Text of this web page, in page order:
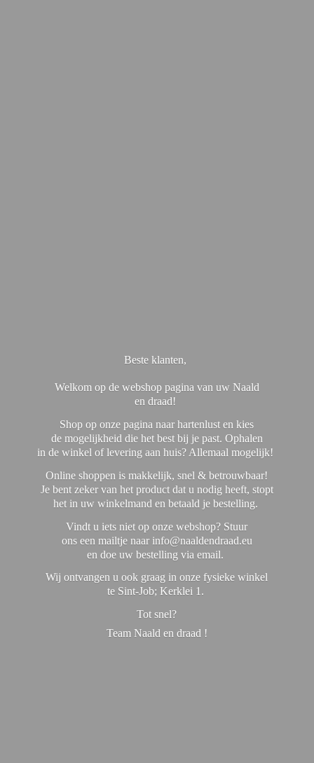
Beste klanten,
Welkom op de webshop pagina van uw Naald
en draad!
Shop op onze pagina naar hartenlust en kies
de mogelijkheid die het best bij je past. Ophalen
in de winkel of levering aan huis? Allemaal mogelijk!
Online shoppen is makkelijk, snel & betrouwbaar!
Je bent zeker van het product dat u nodig heeft, stopt
het in uw winkelmand en betaald je bestelling.
Vindt u iets niet op onze webshop? Stuur
ons een mailtje naar info@naaldendraad.eu
en doe uw bestelling via email.
Wij ontvangen u ook graag in onze fysieke winkel
te Sint-Job; Kerklei 1.
Tot snel?
Team Naald en draad !